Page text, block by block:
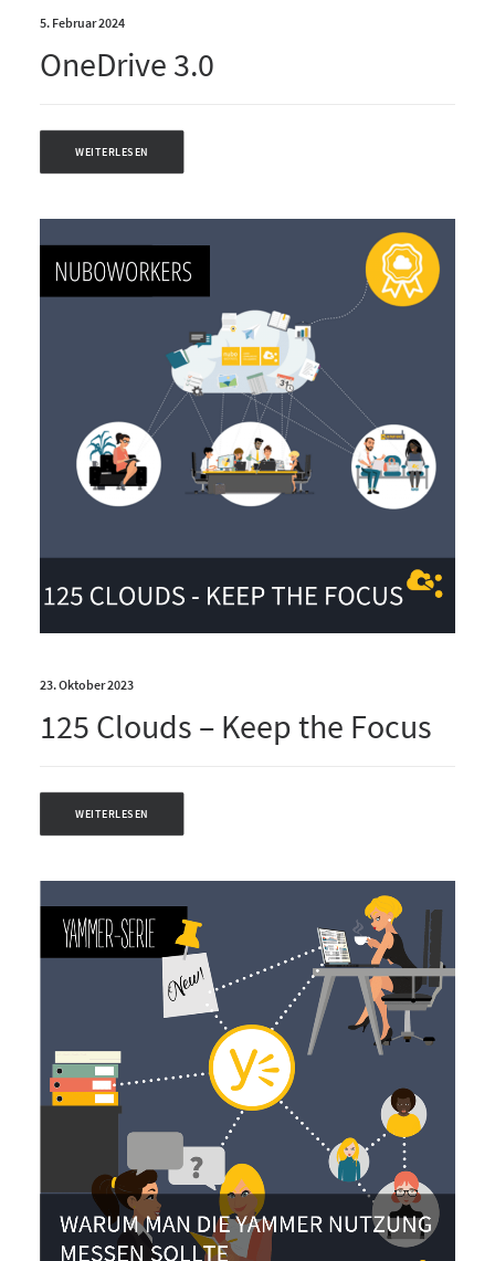
5. Februar 2024
OneDrive 3.0
WEITERLESEN
23. Oktober 2023
125 Clouds – Keep the Focus
WEITERLESEN